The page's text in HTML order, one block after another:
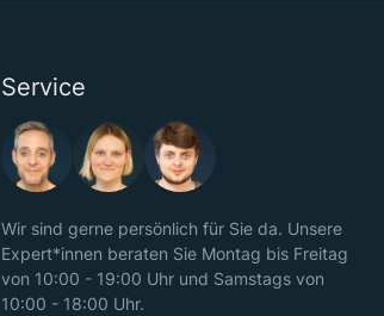
Service
Wir sind gerne persönlich für Sie da. Unsere
Expert*innen beraten Sie Montag bis Freitag
von 10:00 - 19:00 Uhr und Samstags von
10:00 - 18:00 Uhr.